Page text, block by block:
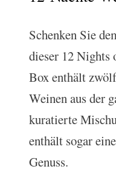
Schenken Sie
dieser 12 Nights
Box enthält
Weinen aus der
kuratierte
enthält sogar
Genuss.